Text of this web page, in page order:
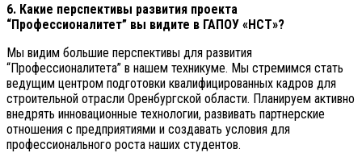
6. Какие перспективы развития проекта
“Профессионалитет” вы видите в ГАПОУ «НСТ»?
Мы видим большие перспективы для развития
“Профессионалитета” в нашем техникуме. Мы стремимся стать
ведущим центром подготовки квалифицированных кадров для
строительной отрасли Оренбургской области. Планируем активно
внедрять инновационные технологии, развивать партнерские
отношения с предприятиями и создавать условия для
профессионального роста наших студентов.